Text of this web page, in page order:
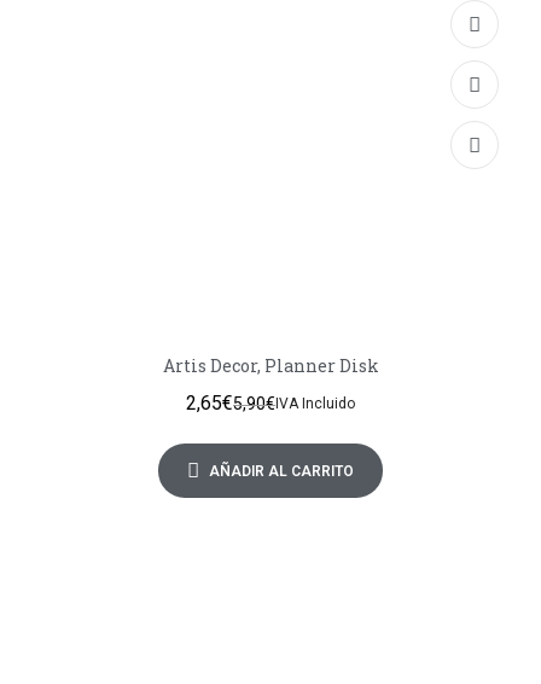
Artis Decor, Planner Disk
5,90€
2,65€ IVA Incluido
AÑADIR AL CARRITO